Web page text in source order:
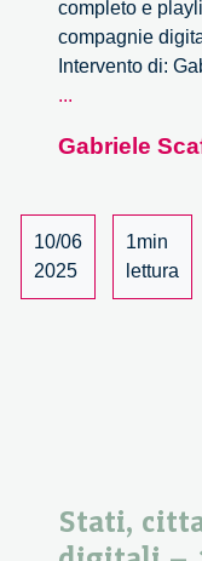
completo e
compagnie
Intervento di:
...
compagnie
–
2/8
Gabriele
10/06
2025
1min
lettura
Stati,